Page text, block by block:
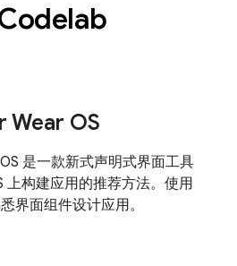
Wear OS
是一款新式声明式界面工具
上构建应用的推荐方法。使用
界面组件设计应用。